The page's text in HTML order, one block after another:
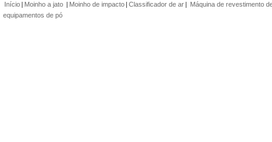
Início | Moinho a jato | Moinho de impacto | Classificador de ar | Máquina de revestimento
equipamentos de pó